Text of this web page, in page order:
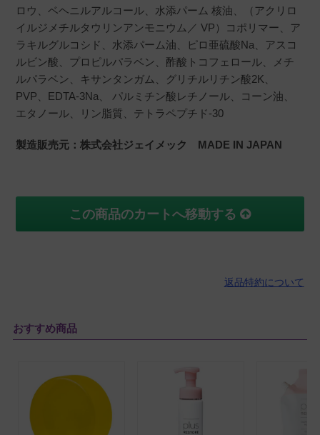
ロウ、ベヘニルアルコール、水添パーム 核油、（アクリロ
イルジメチルタウリンアンモニウム／ VP）コポリマー、ア
ラキルグルコシド、水添パーム油、ピロ亜硫酸Na、アスコ
ルビン酸、プロピルパラベン、酢酸トコフェロール、メチ
ルパラベン、キサンタンガム、グリチルリチン酸2K、
PVP、EDTA-3Na、 パルミチン酸レチノール、コーン油、
エタノール、リン脂質、テトラペプチド-30
製造販売元：株式会社ジェイメック MADE IN JAPAN
この商品のカートへ移動する
返品特約について
おすすめ商品